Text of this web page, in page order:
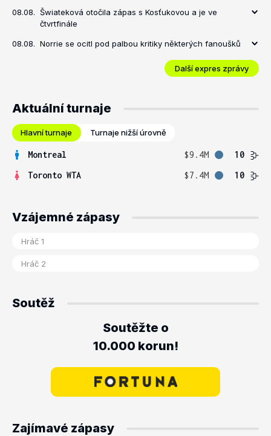
08.08. Šwiateková otočila zápas s Kosťukovou a je ve
čtvrtfinále
08.08. Norrie se ocitl pod palbou kritiky některých fanoušků
Další expres zprávy
Aktuální turnaje
Hlavní turnaje Turnaje nižší úrovně
Montreal $9.4M
10
Toronto WTA
$7.4M 10
Vzájemné zápasy
Soutěž
Soutěžte o
10.000 korun!
Zajímavé zápasy